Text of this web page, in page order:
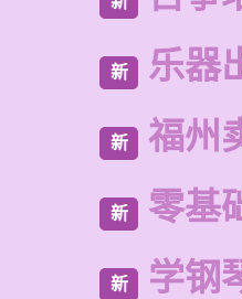
新 乐器
新 福州
新 零基
新 学钢